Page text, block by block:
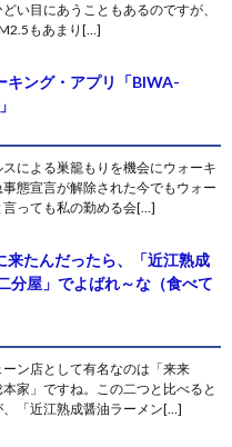
い目にあうこともあるのですが、
もあまり[…]
キング・アプリ「BIWA-
による巣籠もりを機会にウォーキ
態宣言が解除された今でもウォー
っても私の勤める会[…]
来たんだったら、「近江熟成
分屋」でよばれ～な（食べて
ン店として有名なのは「来来
家」ですね。この二つと比べると
「近江熟成醤油ラーメン[…]